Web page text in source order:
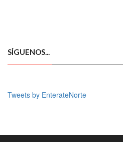
SÍGUENOS...
Tweets by EnterateNorte